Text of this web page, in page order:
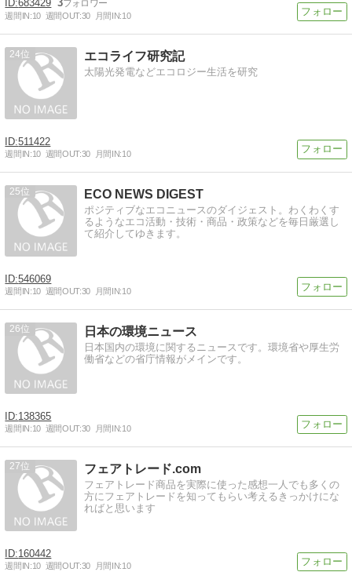
683429 3
週間IN:10 週間OUT:30 月間IN:10
24 エコライフ研究記
太陽光発電などエコロジー生活を研究
511422
週間IN:10 週間OUT:30 月間IN:10
25 ECO NEWS DIGEST
ポジティブなエコニュースのダイジェスト。わくわくす
るようなエコ活動・技術・商品・政策などを毎日厳選し
て紹介してゆきます。
546069
週間IN:10 週間OUT:30 月間IN:10
26 日本の環境ニュース
日本国内の環境に関するニュースです。環境省や厚生労
働省などの省庁情報がメインです。
138365
週間IN:10 週間OUT:30 月間IN:10
27 フェアトレード.com
フェアトレード商品を実際に使った感想一人でも多くの
方にフェアトレードを知ってもらい考えるきっかけにな
ればと思います
160442
週間IN:10 週間OUT:30 月間IN:10